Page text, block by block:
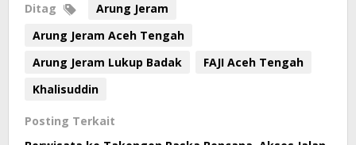
Ditag
Arung Jeram
Arung Jeram Aceh Tengah
Arung Jeram Lukup Badak
FAJI Aceh Tengah
Khalisuddin
Posting Terkait